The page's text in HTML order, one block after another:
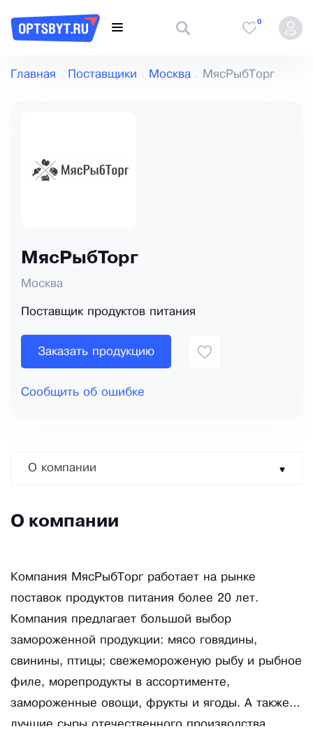
0
Главная Поставщики Москва МясРыбТорг
МясРыбТорг
Москва
Поставщик продуктов питания
Заказать продукцию
Сообщить об ошибке
О компании
О компании
Компания МясРыбТорг работает на рынке
поставок продуктов питания более 20 лет.
Компания предлагает большой выбор
замороженной продукции: мясо говядины,
свинины, птицы; свежемороженую рыбу и рыбное
филе, морепродукты в ассортименте,
замороженные овощи, фрукты и ягоды. А также
лучшие сыры отечественного производства,